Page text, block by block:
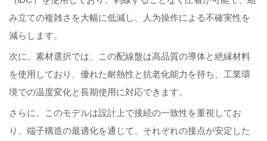
み立ての複雑さを大幅に低減し、人为操作による不確実性を
減らします。
次に、素材選択では、この配線盤は高品質の導体と絶縁材料
を使用しており、優れた耐熱性と抗老化能力を持ち、工業環
境での温度変化と長期使用に対応できます。
さらに、このモデルは設計上で接続の一致性を重視してお
り、端子構造の最適化を通じて、それぞれの接点が安定した